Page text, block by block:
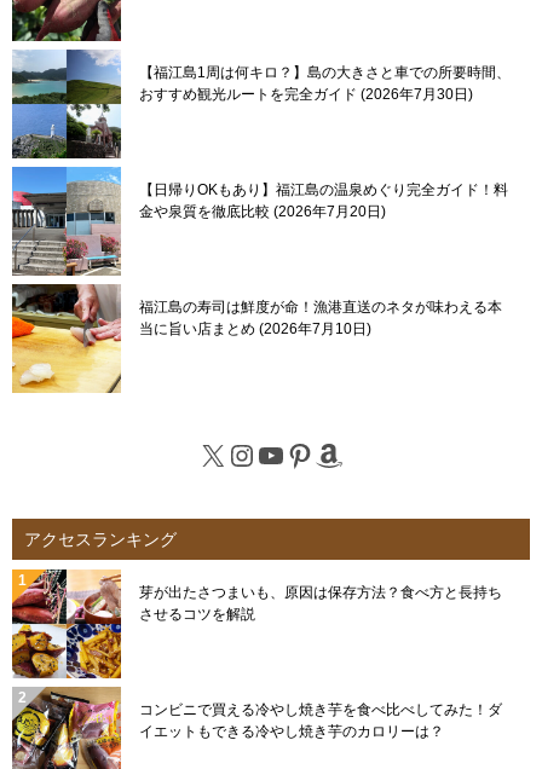
【福江島1周は何キロ？】島の大きさと車での所要時間、
おすすめ観光ルートを完全ガイド 2026年7月30日
【日帰りOKもあり】福江島の温泉めぐり完全ガイド！料
金や泉質を徹底比較 2026年7月20日
福江島の寿司は鮮度が命！漁港直送のネタが味わえる本
当に旨い店まとめ 2026年7月10日
X Instagram
YouTube
Pinterest
Amazon
アクセスランキング
芽が出たさつまいも、原因は保存方法？食べ方と長持ち
させるコツを解説
コンビニで買える冷やし焼き芋を食べ比べしてみた！ダ
イエットもできる冷やし焼き芋のカロリーは？